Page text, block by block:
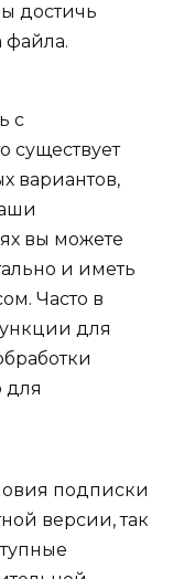
достичь
файла.
с
существует
вариантов,
вы можете
и иметь
Часто в
для
для
подписки
версии, так